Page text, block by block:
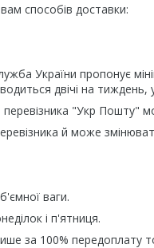
способів доставки:
України пропонує
двічі на тиждень,
"Укр Пошту"
й може
ваги.
і п'ятниця.
за 100% передоплату